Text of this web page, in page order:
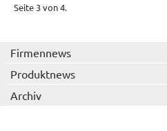
Seite 3 von 4.
Firmennews
Produktnews
Archiv